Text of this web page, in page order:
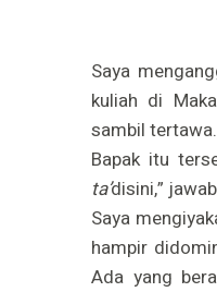
Saya
kuliah di
sambil
Bapak itu
ta’disini,”
Saya
hampir
Ada yang